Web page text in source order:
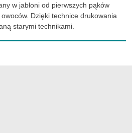
w jabłoni od pierwszych pąków
Dzięki technice drukowania
starymi technikami.